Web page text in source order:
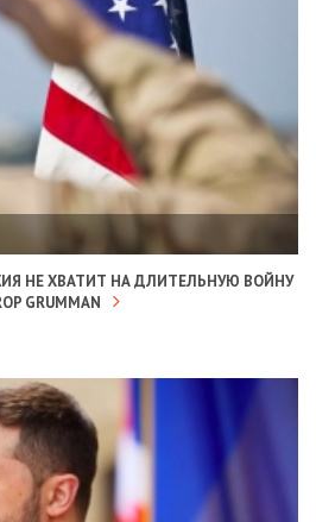
НЕ ХВАТИТ НА ДЛИТЕЛЬНУЮ ВОЙНУ
GRUMMAN